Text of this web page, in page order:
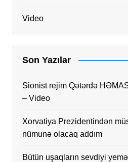
Video
Son Yazılar
Sionist rejim Qətərdə
– Video
Xorvatiya Prezidentindən
nümunə olacaq addım
Bütün uşaqların sevdiyi